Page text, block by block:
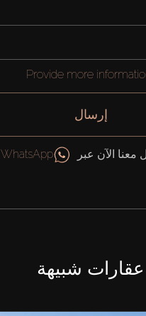
Provide more
إرسال
معنا الآن عبر WhatsApp
عقارات شبيهة